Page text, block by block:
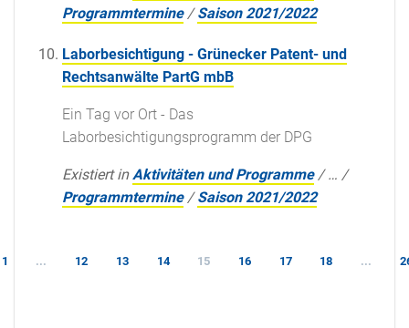
Programmtermine /Saison 2021/2022
Laborbesichtigung - Grünecker Patent- und
Rechtsanwälte PartG mbB
Ein Tag vor Ort - Das
Laborbesichtigungsprogramm der DPG
Existiert in Aktivitäten und Programme /… /
Programmtermine /Saison 2021/2022
1 ... 12 13 14 15 16 17 18 ...